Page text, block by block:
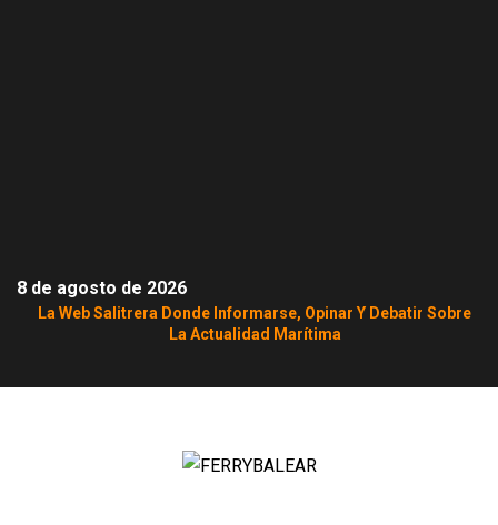
8 de agosto de 2026
La Web Salitrera Donde Informarse, Opinar Y Debatir Sobre
La Actualidad Marítima